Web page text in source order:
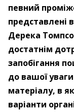
певний
представлені
Дерека
достатнім
запобігання
до вашої
матеріалу, в
варіанти